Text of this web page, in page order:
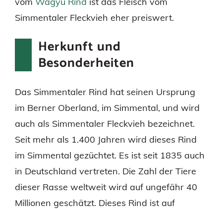
Simmentaler Fleckvieh eher preiswert.
Herkunft und
Besonderheiten
Das Simmentaler Rind hat seinen Ursprung
im Berner Oberland, im Simmental, und wird
auch als Simmentaler Fleckvieh bezeichnet.
Seit mehr als 1.400 Jahren wird dieses Rind
im Simmental gezüchtet. Es ist seit 1835 auch
in Deutschland vertreten. Die Zahl der Tiere
dieser Rasse weltweit wird auf ungefähr 40
Millionen geschätzt. Dieses Rind ist auf